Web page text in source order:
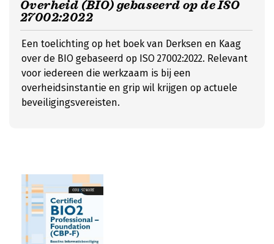
Overheid (BIO) gebaseerd op de ISO
27002:2022
Een toelichting op het boek van Derksen en Kaag
over de BIO gebaseerd op ISO 27002:2022. Relevant
voor iedereen die werkzaam is bij een
overheidsinstantie en grip wil krijgen op actuele
beveiligingsvereisten.